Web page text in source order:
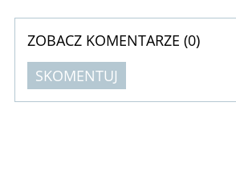
ZOBACZ KOMENTARZE (0)
SKOMENTUJ